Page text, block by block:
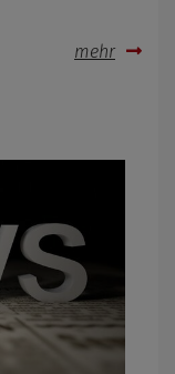
mehr